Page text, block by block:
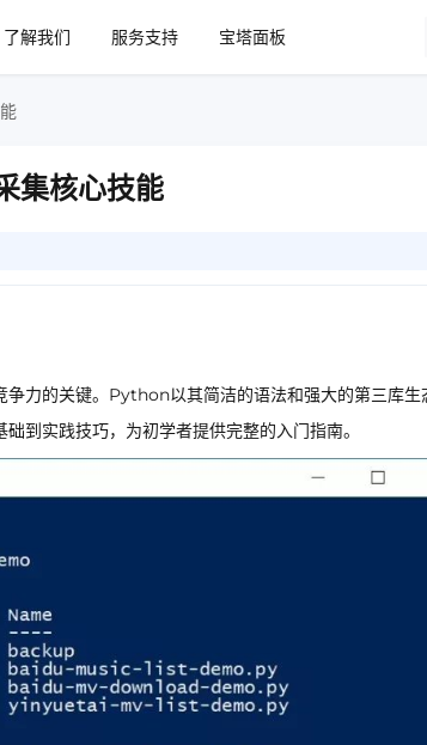
了解我们 服务支持
宝塔面板
集核心技能
力的关键。Python以其简洁的语法和强大的第三库生
到实践技巧，为初学者提供完整的入门指南。